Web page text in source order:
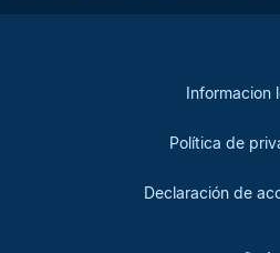
Informacion
Política de
Declaración de